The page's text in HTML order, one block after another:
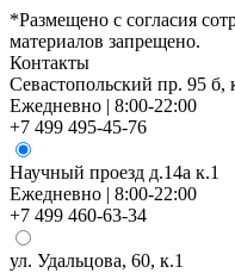
*Размещено с согласия
материалов запрещено.
Контакты
Севастопольский пр. 95 б,
Ежедневно | 8:00-22:00
+7 499 495-45-76
Научный проезд д.14а к.1
Ежедневно | 8:00-22:00
+7 499 460-63-34
ул. Удальцова, 60, к.1